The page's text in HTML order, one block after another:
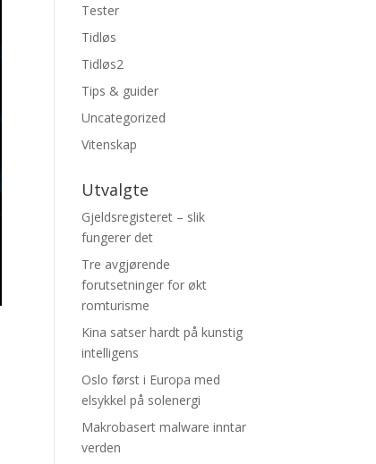
Tester
Tidløs
Tidløs2
Tips & guider
Uncategorized
Vitenskap
Utvalgte
Gjeldsregisteret – slik
fungerer det
Tre avgjørende
forutsetninger for økt
romturisme
Kina satser hardt på kunstig
intelligens
Oslo først i Europa med
elsykkel på solenergi
Makrobasert malware inntar
verden